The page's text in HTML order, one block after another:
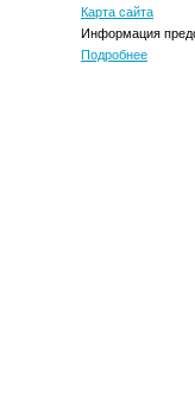
Карта сайта
Информация
Подробнее